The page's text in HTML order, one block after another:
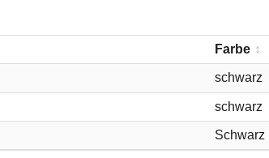
Farbe
schwarz
schwarz
Schwarz